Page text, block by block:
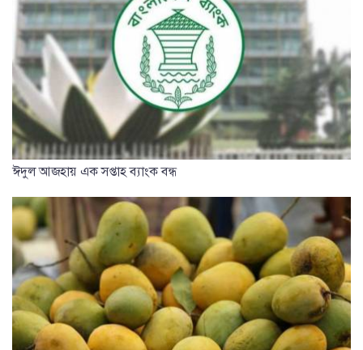
ঈদুল আজহায় এক সপ্তাহ ব্যাংক বন্ধ